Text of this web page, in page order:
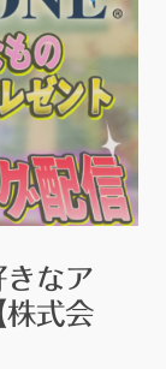
なア
株式会